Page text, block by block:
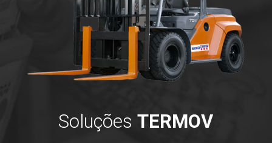
SoluçõesTERMOV